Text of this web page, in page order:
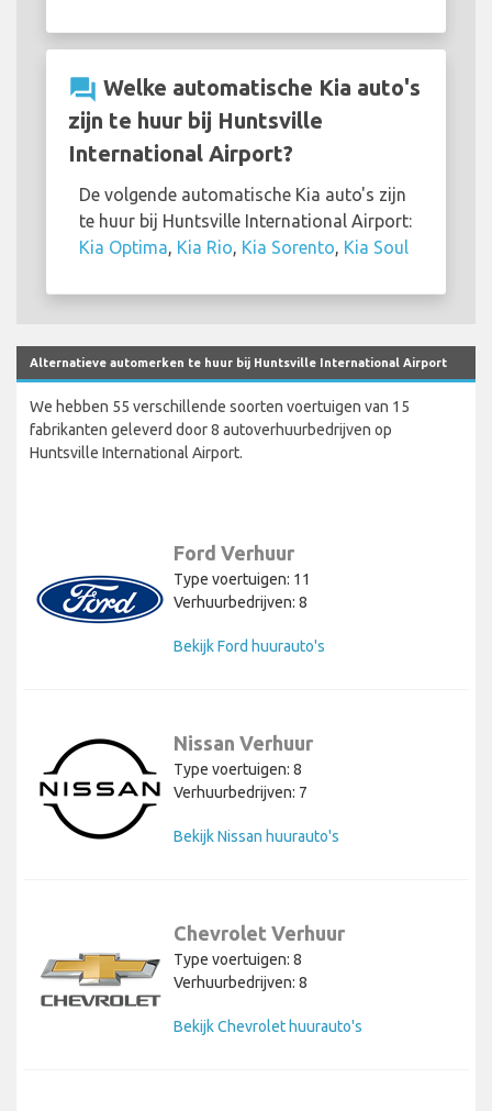
question_answer Welke automatische Kia auto's
zijn te huur bij Huntsville
International Airport?
De volgende automatische Kia auto's zijn
te huur bij Huntsville International Airport:
Kia Optima, Kia Rio, Kia Sorento, Kia Soul
Alternatieve automerken te huur bij Huntsville International Airport
We hebben 55 verschillende soorten voertuigen van 15
fabrikanten geleverd door 8 autoverhuurbedrijven op
Huntsville International Airport.
Ford Verhuur
Type voertuigen: 11
Verhuurbedrijven: 8
Bekijk Ford huurauto's
Nissan Verhuur
Type voertuigen: 8
Verhuurbedrijven: 7
Bekijk Nissan huurauto's
Chevrolet Verhuur
Type voertuigen: 8
Verhuurbedrijven: 8
Bekijk Chevrolet huurauto's